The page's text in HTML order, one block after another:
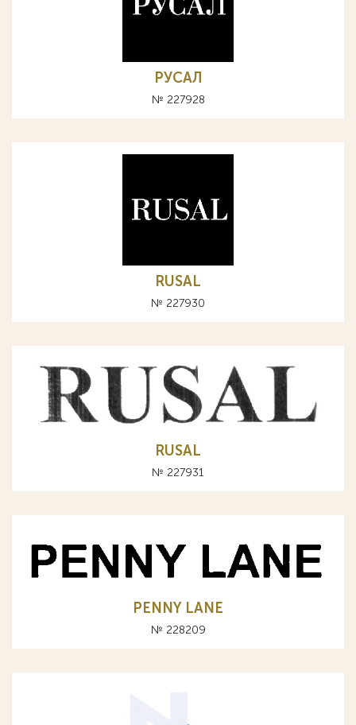
РУСАЛ
№ 227928
RUSAL
№ 227930
RUSAL
№ 227931
PENNY LANE
№ 228209